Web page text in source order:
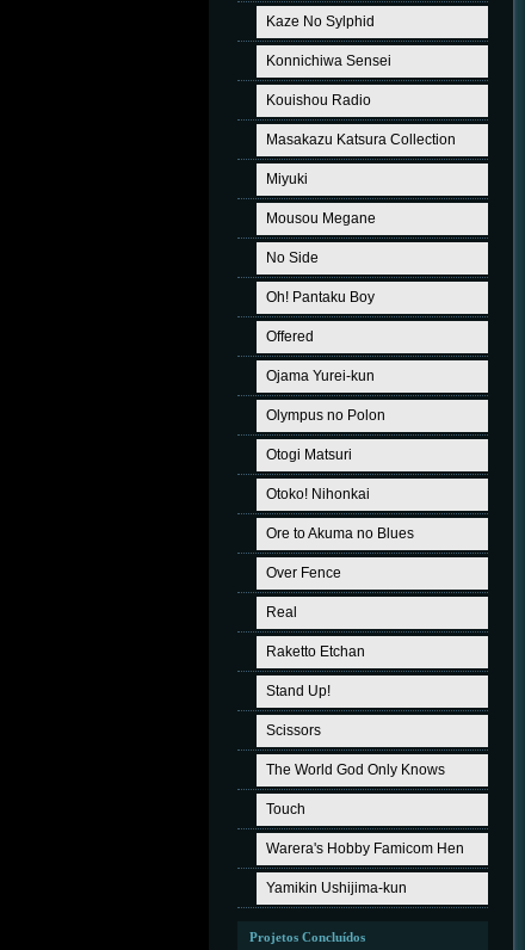
Kaze No Sylphid
Konnichiwa Sensei
Kouishou Radio
Masakazu Katsura Collection
Miyuki
Mousou Megane
No Side
Oh! Pantaku Boy
Offered
Ojama Yurei-kun
Olympus no Polon
Otogi Matsuri
Otoko! Nihonkai
Ore to Akuma no Blues
Over Fence
Real
Raketto Etchan
Stand Up!
Scissors
The World God Only Knows
Touch
Warera's Hobby Famicom Hen
Yamikin Ushijima-kun
Projetos Concluídos